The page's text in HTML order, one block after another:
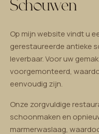
Schouwen
Op mijn website vindt u
gerestaureerde antieke
leverbaar. Voor uw
voorgemonteerd,
eenvoudig zijn.
Onze zorgvuldige
schoonmaken en
marmerwaslaag,